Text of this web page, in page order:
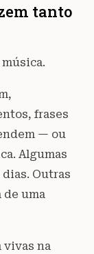
tanto
frases
— ou
Algumas
Outras
uma
vivas na